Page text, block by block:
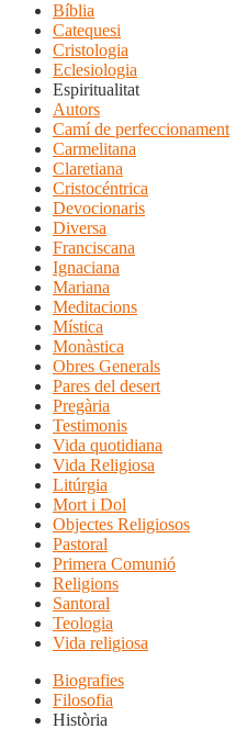
Bíblia
Catequesi
Cristologia
Eclesiologia
Espiritualitat
Autors
Camí de perfeccionament
Carmelitana
Claretiana
Cristocéntrica
Devocionaris
Diversa
Franciscana
Ignaciana
Mariana
Meditacions
Mística
Monàstica
Obres Generals
Pares del desert
Pregària
Testimonis
Vida quotidiana
Vida Religiosa
Litúrgia
Mort i Dol
Objectes Religiosos
Pastoral
Primera Comunió
Religions
Santoral
Teologia
Vida religiosa
Biografies
Filosofia
Història